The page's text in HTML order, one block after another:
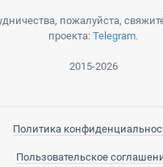
пожалуйста,
проекта:Telegram.
2015-2026
Политика
Пользовательское